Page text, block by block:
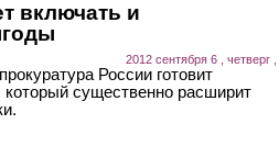
включать и
2012 сентября 6 , четверг
России готовит
который существенно расширит